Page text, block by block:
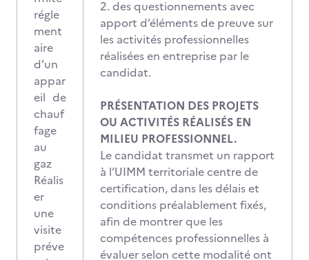
régle
ment
aire
d’un
appar
eil de
chauf
fage
au
gaz
Réalis
er
une
visite
préve
2. des questionnements avec
apport d’éléments de preuve sur
les activités professionnelles
réalisées en entreprise par le
candidat.
PRÉSENTATION DES PROJETS
OU ACTIVITÉS RÉALISÉS EN
MILIEU PROFESSIONNEL.
Le candidat transmet un rapport
à l’UIMM territoriale centre de
certification, dans les délais et
conditions préalablement fixés,
afin de montrer que les
compétences professionnelles à
évaluer selon cette modalité ont